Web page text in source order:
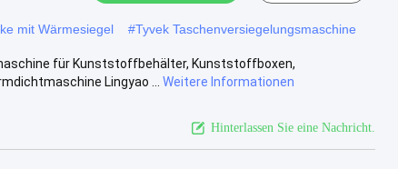
mit Wärmesiegel #Tyvek Taschenversiegelungsmaschine
für Kunststoffbehälter, Kunststoffboxen,
Lingyao ...
Weitere Informationen
Hinterlassen Sie eine Nachricht.